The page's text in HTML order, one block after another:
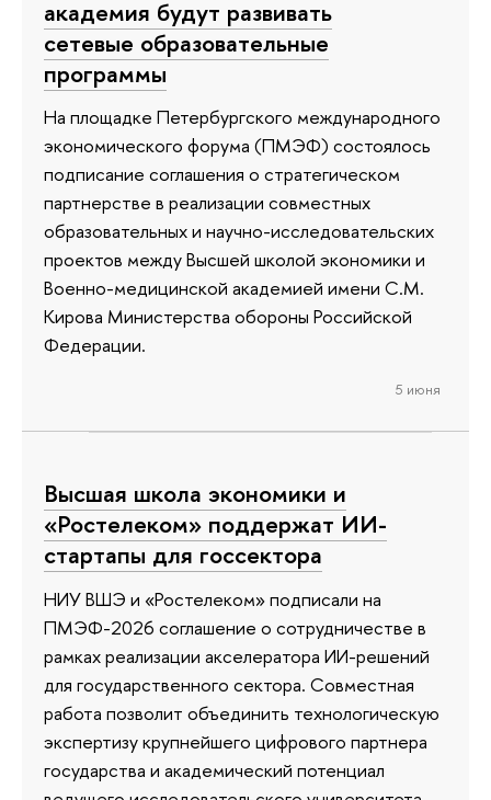
академия будут развивать
сетевые образовательные
программы
На площадке Петербургского международного
экономического форума (ПМЭФ) состоялось
подписание соглашения о стратегическом
партнерстве в реализации совместных
образовательных и научно-исследовательских
проектов между Высшей школой экономики и
Военно-медицинской академией имени С.М.
Кирова Министерства обороны Российской
Федерации.
5 июня
Высшая школа экономики и
«Ростелеком» поддержат ИИ-
стартапы для госсектора
НИУ ВШЭ и «Ростелеком» подписали на
ПМЭФ-2026 соглашение о сотрудничестве в
рамках реализации акселератора ИИ-решений
для государственного сектора. Совместная
работа позволит объединить технологическую
экспертизу крупнейшего цифрового партнера
государства и академический потенциал